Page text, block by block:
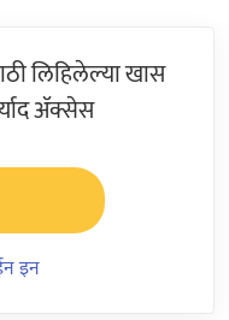
लिहिलेल्या खास
ॲक्सेस
इन